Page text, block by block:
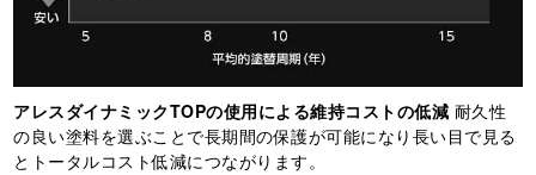
アレスダイナミックTOPの使用による維持コストの低減 耐久性
の良い塗料を選ぶことで長期間の保護が可能になり長い目で見る
とトータルコスト低減につながります。